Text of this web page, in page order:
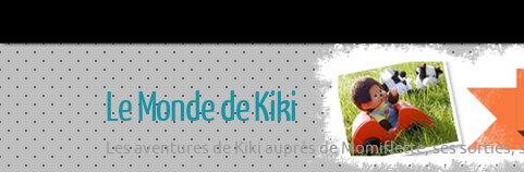
au
contenu
Le Monde de Kiki
Les aventures de Kiki auprès de Momiflette, ses